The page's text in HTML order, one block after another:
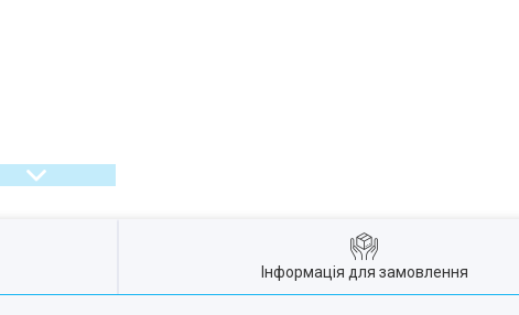
Інформація для замовлення